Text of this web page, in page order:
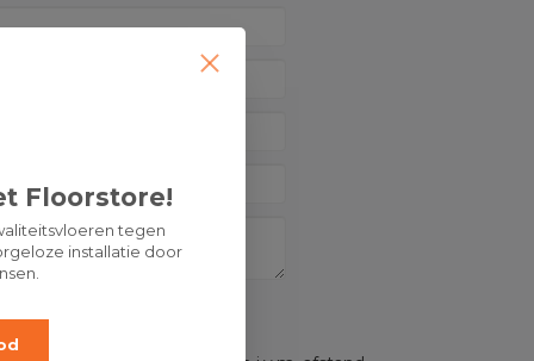
Floorstore!
tegen
installatie door